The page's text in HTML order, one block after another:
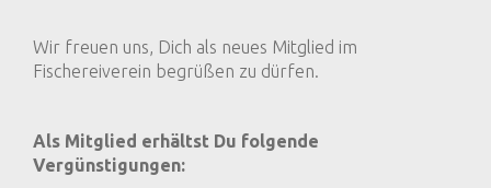
Wir freuen uns, Dich als neues Mitglied im
Fischereiverein begrüßen zu dürfen.
Als Mitglied erhältst Du folgende
Vergünstigungen: